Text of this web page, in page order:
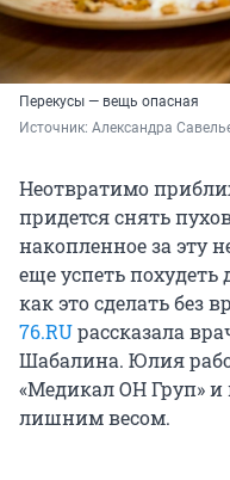
Перекусы — вещь опасная
Источник: Александра
Неотвратимо
придется снять
накопленное за эту
еще успеть похудеть
как это сделать без
76.RUрассказала
Шабалина. Юлия
«Медикал ОН Груп» и
лишним весом.